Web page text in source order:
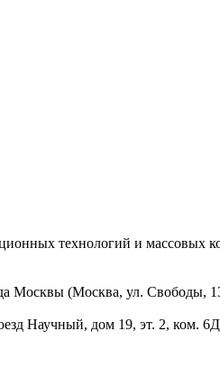
технологий и
Москвы (Москва, ул. Свободы,
Научный, дом 19, эт. 2, ком.